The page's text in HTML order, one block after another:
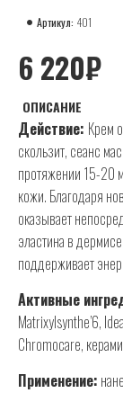
Артикул: 401
6 220₽
ОПИСАНИЕ
Действие: Крем
скользит, сеанс
протяжении 15-20
кожи. Благодаря
оказывает
эластина в
поддерживает
Активные
Matrixylsynthe’6,
Chromocare,
Применение: